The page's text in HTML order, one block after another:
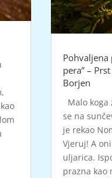
Pohvaljena
pera” –
Borjen
Malo
se na
je rekao
Vjeruj! A
uljarica.
prazna kao